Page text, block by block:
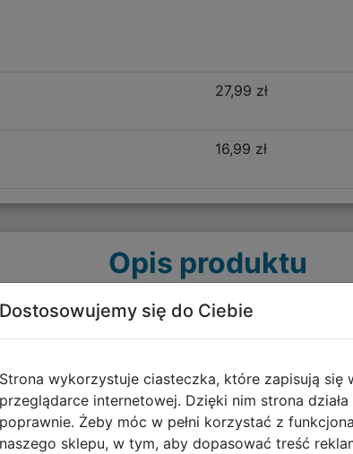
27,99 zł
16,99 zł
Opis produktu
F162970
designu, funkcjonalności i
ten plecak sprawdzi się idealnie w pierwszych
Dostosowujemy się do Ciebie
Strona wykorzystuje ciasteczka, które zapisują się
przeglądarce internetowej. Dzięki nim strona działa
poprawnie. Żeby móc w pełni korzystać z
naszego sklepu, w tym, aby dopasować treść